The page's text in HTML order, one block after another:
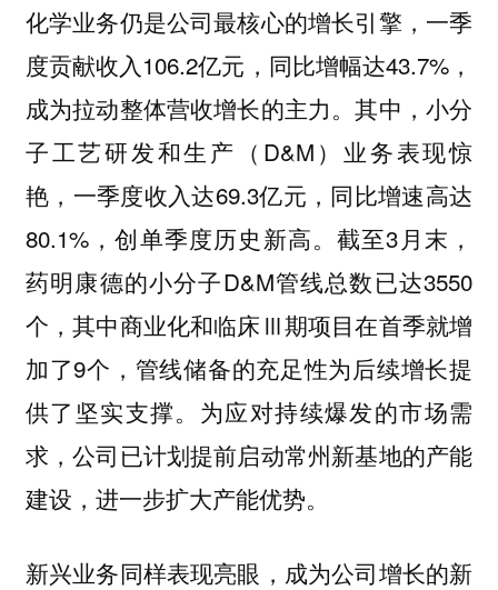
化学业务仍是公司最核心的增长引擎，一季
度贡献收入106.2亿元，同比增幅达43.7%，
成为拉动整体营收增长的主力。其中，小分
子工艺研发和生产（D&M）业务表现惊
艳，一季度收入达69.3亿元，同比增速高达
80.1%，创单季度历史新高。截至3月末，
药明康德的小分子D&M管线总数已达3550
个，其中商业化和临床Ⅲ期项目在首季就增
加了9个，管线储备的充足性为后续增长提
供了坚实支撑。为应对持续爆发的市场需
求，公司已计划提前启动常州新基地的产能
建设，进一步扩大产能优势。
新兴业务同样表现亮眼，成为公司增长的新